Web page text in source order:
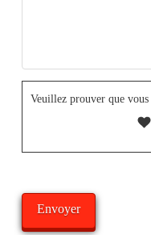
Veuillez prouver que